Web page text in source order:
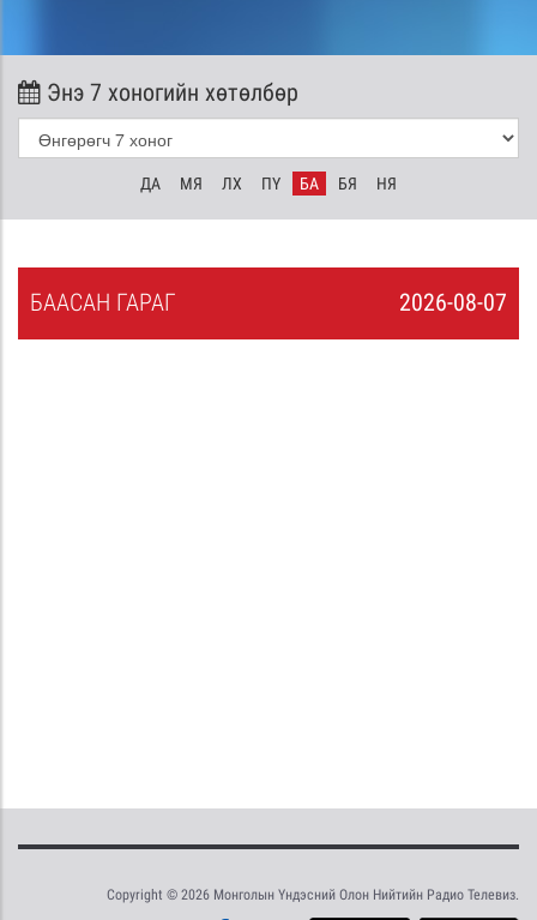
Энэ 7 хоногийн хөтөлбөр
ДА МЯ ЛХ ПҮ БА БЯ НЯ
2026-08-07
БААСАН ГАРАГ
Copyright © 2026 Монголын Үндэсний Олон Нийтийн Радио Телевиз.